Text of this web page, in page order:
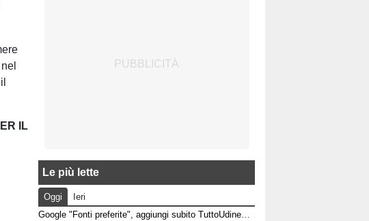
IL
Le più lette
Oggi
Ieri
Google "Fonti preferite", aggiungi subito TuttoUdinese e personalizza le tue notizie